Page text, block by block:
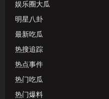
娱乐圈大瓜
明星八卦
最新吃瓜
热搜追踪
热点事件
热门吃瓜
热门爆料